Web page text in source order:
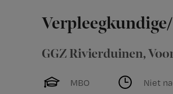
GGZ Rivierduinen,
MBO Niet